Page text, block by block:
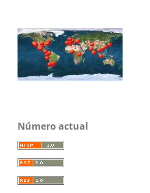
Número actual